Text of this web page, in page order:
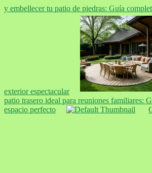
y embellecer tu patio de piedras: Guía
exterior espectacular
patio trasero ideal para reuniones familiares:
espacio perfecto